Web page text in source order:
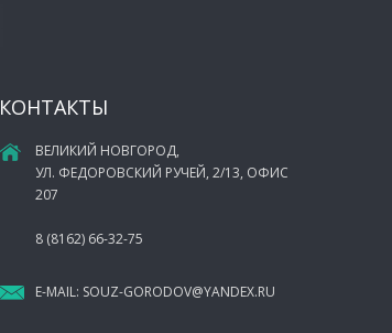
КОНТАКТЫ
ВЕЛИКИЙ НОВГОРОД,
УЛ. ФЕДОРОВСКИЙ РУЧЕЙ, 2/13, ОФИС
207
8 (8162) 66-32-75
E-MAIL: SOUZ-GORODOV@YANDEX.RU